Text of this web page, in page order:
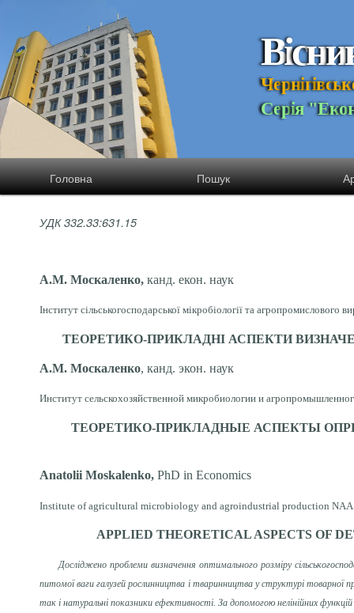
Вісни
Чернігівськ
Серія "Еко
Головна Пошук
УДК 332.33:631.15
А.М. Москаленко, канд. екон. наук
Інститут сільськогосподарської мікробіології та
ТЕОРЕТИКО-ПРИКЛАДНІ АСПЕКТИ
А.М. Москаленко, канд. экон. наук
Институт сельскохозяйственной микробиологии и
ТЕОРЕТИКО-ПРИКЛАДНЫЕ АСПЕКТЫ
Anatolii Moskalenko, PhD in Economics
Institute of agricultural microbiology and agroindustrial production
APPLIED THEORETICAL ASPECTS OF
Досліджено проблеми визначення оптимального розміру
питомої ваги галузей рослинництва і тваринництва у структурі товарної
так і натуральні показники ефективності. За допомогою нелінійних функцій